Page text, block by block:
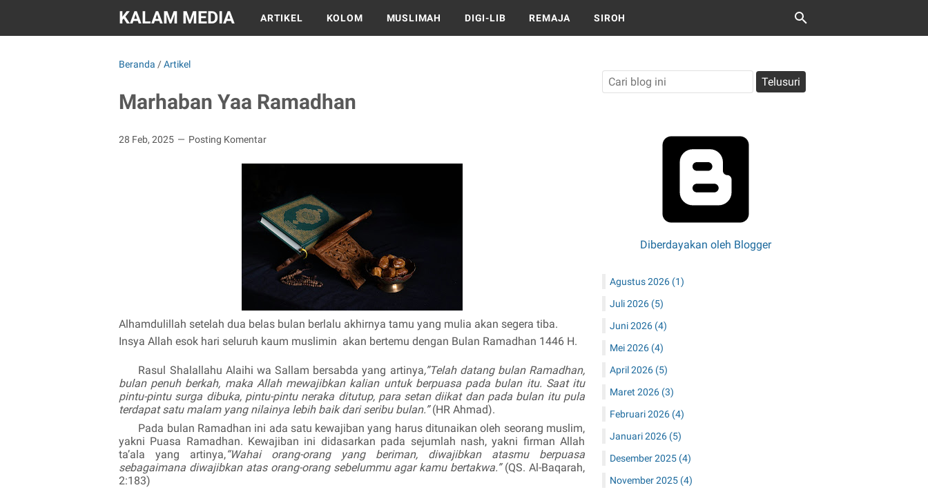
KALAM MEDIA ARTIKEL KOLOM MUSLIMAH DIGI-LIB REMAJA SIROH
Beranda /Artikel
Marhaban Yaa Ramadhan
28 Feb, 2025 Posting Komentar
Alhamdulillah setelah dua belas bulan berlalu akhirnya tamu yang mulia akan segera tiba.
Insya Allah esok hari seluruh kaum muslimin akan bertemu dengan Bulan Ramadhan 1446 H.
Rasul Shalallahu Alaihi wa Sallam bersabda yang artinya,”Telah datang bulan Ramadhan,
bulan penuh berkah, maka Allah mewajibkan kalian untuk berpuasa pada bulan itu. Saat itu
pintu-pintu surga dibuka, pintu-pintu neraka ditutup, para setan diikat dan pada bulan itu pula
terdapat satu malam yang nilainya lebih baik dari seribu bulan.”(HR Ahmad).
Pada bulan Ramadhan ini ada satu kewajiban yang harus ditunaikan oleh seorang muslim,
yakni Puasa Ramadhan. Kewajiban ini didasarkan pada sejumlah nash, yakni firman Allah
ta’ala yang artinya,“Wahai orang-orang yang beriman, diwajibkan atasmu berpuasa
sebagaimana diwajibkan atas orang-orang sebelummu agar kamu bertakwa.”(QS. Al-Baqarah,
2:183)
Diberdayakan oleh Blogger
Agustus 2026 (1)
Juli 2026 (5)
Juni 2026 (4)
Mei 2026 (4)
April 2026 (5)
Maret 2026 (3)
Februari 2026 (4)
Januari 2026 (5)
Desember 2025 (4)
November 2025 (4)